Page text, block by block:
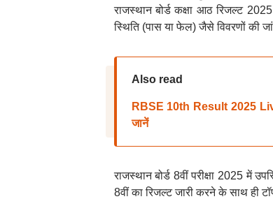
राजस्थान बोर्ड कक्षा आठ रिजल्ट
स्थिति (पास या फेल) जैसे विवरणों की
Also read
RBSE 10th Result 2025
जानें
राजस्थान बोर्ड 8वीं परीक्षा 2025 में
8वीं का रिजल्ट जारी करने के साथ ही